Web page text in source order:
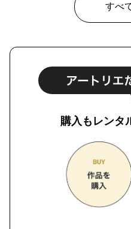
すべ
購入もレンタ